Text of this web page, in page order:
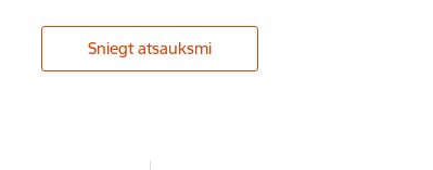
Sniegt atsauksmi